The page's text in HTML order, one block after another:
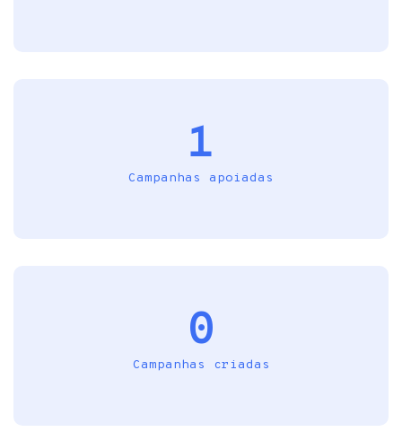
1
Campanhas apoiadas
0
Campanhas criadas